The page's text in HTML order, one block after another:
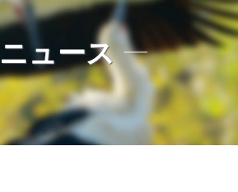
ニュース